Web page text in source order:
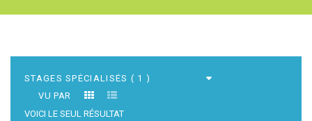
VU PAR
VOICI LE SEUL RÉSULTAT